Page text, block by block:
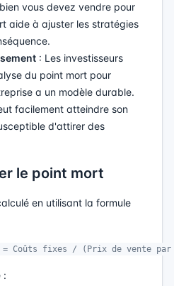
vous devez vendre pour
aide à ajuster les stratégies
: Les investisseurs
du point mort pour
a un modèle durable.
facilement atteindre son
d'attirer des
le point mort
en utilisant la formule
= Coûts fixes / (Prix de vente
: